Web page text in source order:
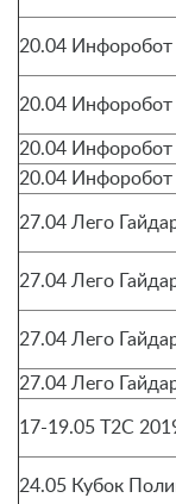
20.04 Инфоробот
20.04 Инфоробот
20.04 Инфоробот
20.04 Инфоробот
27.04 Лего
27.04 Лего
27.04 Лего
27.04 Лего
17-19.05 Т2С
24.05 Кубок